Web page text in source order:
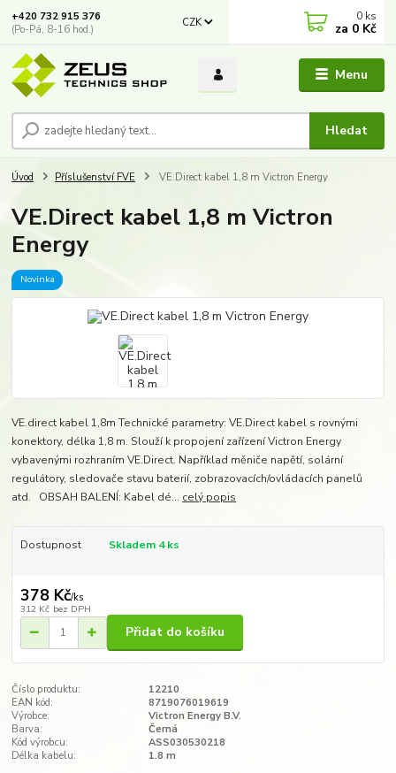
Menu
CZK
Hledat
+420 732 915 376
(Po-Pá, 8-16 hod.)
0 ks
za 0 Kč
Úvod Příslušenství FVE VE.Direct kabel 1,8 m Victron Energy
VE.Direct kabel 1,8 m Victron
Energy
Novinka
VE.direct kabel 1,8m Technické parametry: VE.Direct kabel s rovnými
konektory, délka 1,8 m. Slouží k propojení zařízení Victron Energy
vybavenými rozhraním VE.Direct. Například měniče napětí, solární
regulátory, sledovače stavu baterií, zobrazovacích/ovládacích panelů
atd. OBSAH BALENÍ: Kabel dé... celý popis
Dostupnost Skladem 4 ks
378 Kč/ks
312 Kč bez DPH
Přidat do košíku
Číslo produktu:
12210
EAN kód:
8719076019619
Výrobce:
Victron Energy B.V.
Barva:
Černá
Kód výrobcu:
ASS030530218
Délka kabelu:
1.8 m